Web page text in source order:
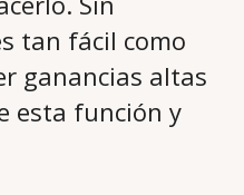
tan fácil como
ganancias altas
esta función y